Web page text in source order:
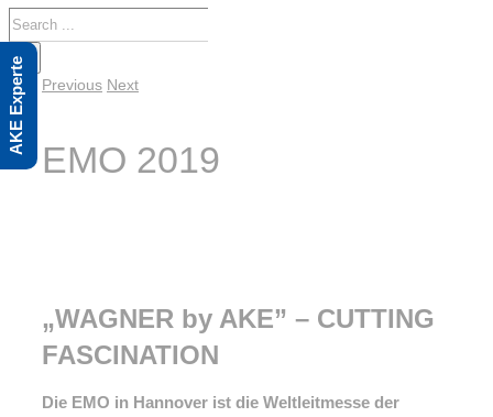
Search
for:
Previous Next
EMO 2019
„WAGNER by AKE” – CUTTING
FASCINATION
Die EMO in Hannover ist die Weltleitmesse der
AKE Experte